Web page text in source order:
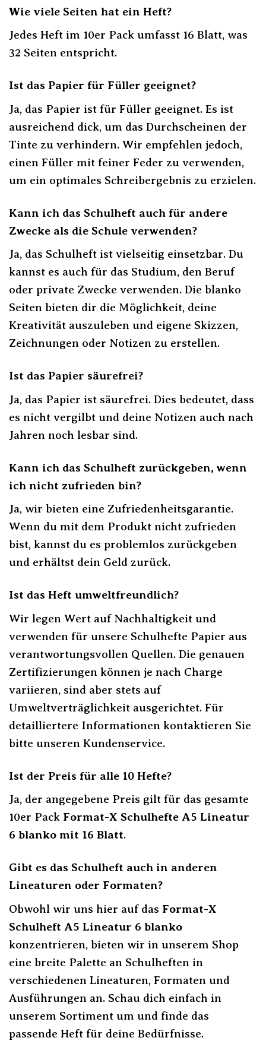
Wie viele Seiten hat ein Heft?
Jedes Heft im 10er Pack umfasst 16 Blatt, was
32 Seiten entspricht.
Ist das Papier für Füller geeignet?
Ja, das Papier ist für Füller geeignet. Es ist
ausreichend dick, um das Durchscheinen der
Tinte zu verhindern. Wir empfehlen jedoch,
einen Füller mit feiner Feder zu verwenden,
um ein optimales Schreibergebnis zu erzielen.
Kann ich das Schulheft auch für andere
Zwecke als die Schule verwenden?
Ja, das Schulheft ist vielseitig einsetzbar. Du
kannst es auch für das Studium, den Beruf
oder private Zwecke verwenden. Die blanko
Seiten bieten dir die Möglichkeit, deine
Kreativität auszuleben und eigene Skizzen,
Zeichnungen oder Notizen zu erstellen.
Ist das Papier säurefrei?
Ja, das Papier ist säurefrei. Dies bedeutet, dass
es nicht vergilbt und deine Notizen auch nach
Jahren noch lesbar sind.
Kann ich das Schulheft zurückgeben, wenn
ich nicht zufrieden bin?
Ja, wir bieten eine Zufriedenheitsgarantie.
Wenn du mit dem Produkt nicht zufrieden
bist, kannst du es problemlos zurückgeben
und erhältst dein Geld zurück.
Ist das Heft umweltfreundlich?
Wir legen Wert auf Nachhaltigkeit und
verwenden für unsere Schulhefte Papier aus
verantwortungsvollen Quellen. Die genauen
Zertifizierungen können je nach Charge
variieren, sind aber stets auf
Umweltverträglichkeit ausgerichtet. Für
detailliertere Informationen kontaktieren Sie
bitte unseren Kundenservice.
Ist der Preis für alle 10 Hefte?
Ja, der angegebene Preis gilt für das gesamte
10er Pack Format-X Schulhefte A5 Lineatur
6 blanko mit 16 Blatt.
Gibt es das Schulheft auch in anderen
Lineaturen oder Formaten?
Obwohl wir uns hier auf das Format-X
Schulheft A5 Lineatur 6 blanko
konzentrieren, bieten wir in unserem Shop
eine breite Palette an Schulheften in
verschiedenen Lineaturen, Formaten und
Ausführungen an. Schau dich einfach in
unserem Sortiment um und finde das
passende Heft für deine Bedürfnisse.